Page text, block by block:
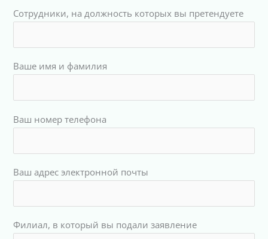
Сотрудники, на должность которых вы претендуете
Ваше имя и фамилия
Ваш номер телефона
Ваш адрес электронной почты
Филиал, в который вы подали заявление